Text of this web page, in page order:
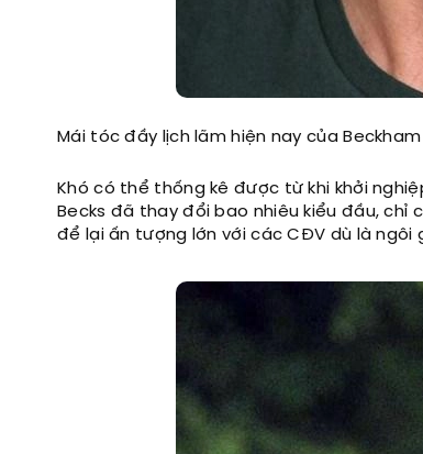
Mái tóc đầy lịch lãm hiện nay của Beckham
Khó có thể thống kê được từ khi khởi
Becks đã thay đổi bao nhiêu kiểu đầu, chỉ
để lại ấn tượng lớn với các CĐV dù là ngôi